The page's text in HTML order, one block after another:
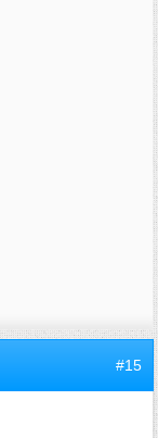
#15